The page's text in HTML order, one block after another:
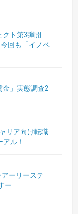
クト第3弾開
今回も「イノベ
金」実態調査2
リア向け転職
アル！
アーリーステ
ー